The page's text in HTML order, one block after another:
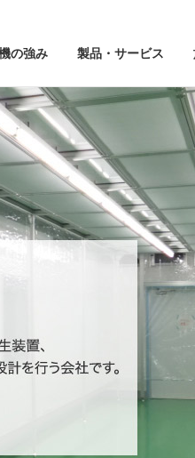
の強み 製品・サービス
クリーンル
床置型FFU
恒温恒湿室
メンテナン